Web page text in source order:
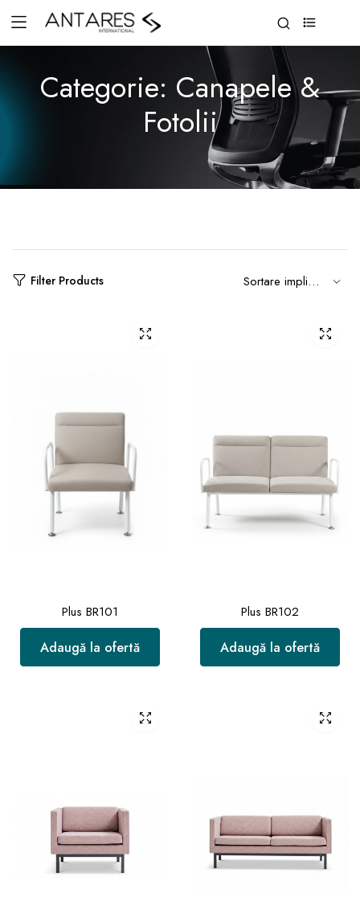
Categorie: Canapele &
Fotolii
Filter Products
Plus BR101
Adaugă la ofertă
Plus BR102
Adaugă la ofertă